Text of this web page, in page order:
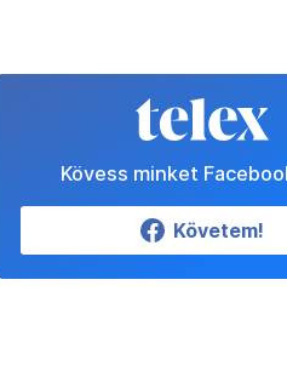
Kövess minket
Követem!